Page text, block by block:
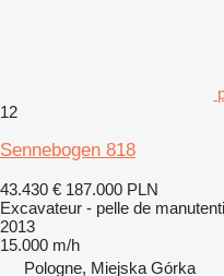
12
Sennebogen 818
43.430 € 187.000 PLN
Excavateur - pelle de
2013
15.000 m/h
Pologne, Miejska Górka